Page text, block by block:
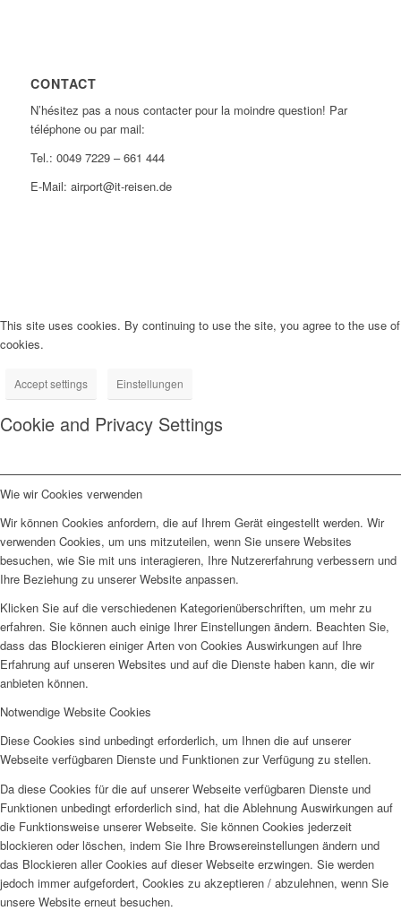
CONTACT
N’hésitez pas a nous contacter pour la moindre question! Par
téléphone ou par mail:
Tel.: 0049 7229 – 661 444
E-Mail: airport@it-reisen.de
This site uses cookies. By continuing to use the site, you agree to the use of
cookies.
Accept settings Einstellungen
Cookie and Privacy Settings
Wie wir Cookies verwenden
Wir können Cookies anfordern, die auf Ihrem Gerät eingestellt werden. Wir
verwenden Cookies, um uns mitzuteilen, wenn Sie unsere Websites
besuchen, wie Sie mit uns interagieren, Ihre Nutzererfahrung verbessern und
Ihre Beziehung zu unserer Website anpassen.
Klicken Sie auf die verschiedenen Kategorienüberschriften, um mehr zu
erfahren. Sie können auch einige Ihrer Einstellungen ändern. Beachten Sie,
dass das Blockieren einiger Arten von Cookies Auswirkungen auf Ihre
Erfahrung auf unseren Websites und auf die Dienste haben kann, die wir
anbieten können.
Notwendige Website Cookies
Diese Cookies sind unbedingt erforderlich, um Ihnen die auf unserer
Webseite verfügbaren Dienste und Funktionen zur Verfügung zu stellen.
Da diese Cookies für die auf unserer Webseite verfügbaren Dienste und
Funktionen unbedingt erforderlich sind, hat die Ablehnung Auswirkungen auf
die Funktionsweise unserer Webseite. Sie können Cookies jederzeit
blockieren oder löschen, indem Sie Ihre Browsereinstellungen ändern und
das Blockieren aller Cookies auf dieser Webseite erzwingen. Sie werden
jedoch immer aufgefordert, Cookies zu akzeptieren / abzulehnen, wenn Sie
unsere Website erneut besuchen.